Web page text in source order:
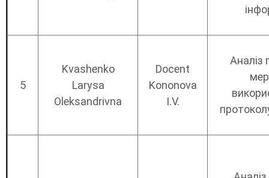
5
Kvashenko
Larysa
Oleksandrivna
Docent
Kononova
I.V.
Аналіз